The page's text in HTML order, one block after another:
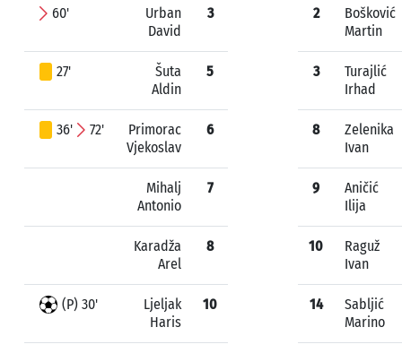
60'
Urban
David
3
27'
Šuta
Aldin
5
36' 72'
Primorac
Vjekoslav
6
Mihalj
Antonio
7
Karadža
Arel
8
(P) 30'
Ljeljak
Haris
10
2
Bošković
Martin
3
Turajlić
Irhad
8
Zelenika
Ivan
9
Aničić
Ilija
10
Raguž
Ivan
14
Sabljić
Marino